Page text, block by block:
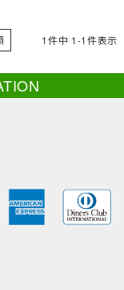
1件中 1-1件表示